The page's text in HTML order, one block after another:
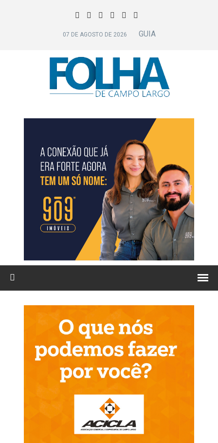
07 DE AGOSTO DE 2026 GUIA